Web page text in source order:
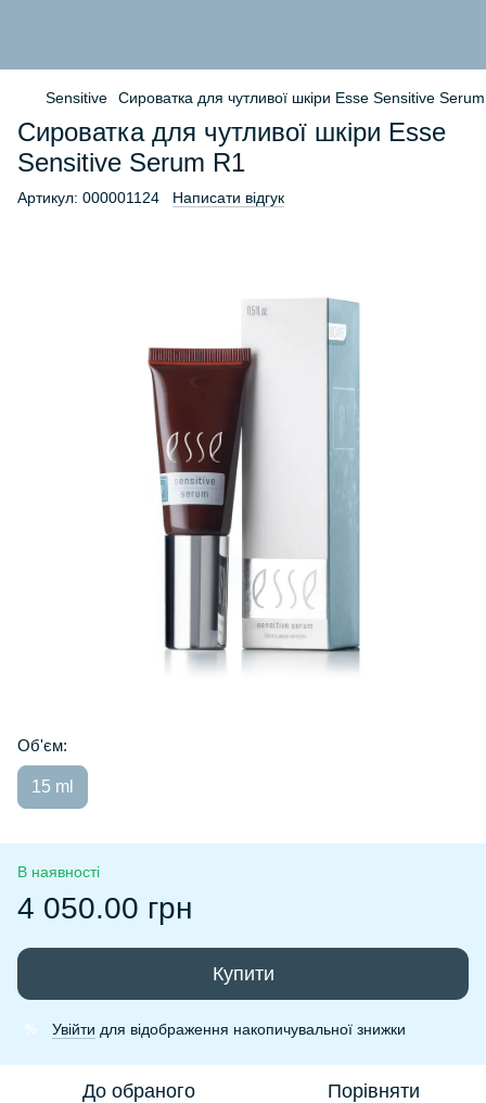
Sensitive Сироватка для чутливої шкіри Esse Sensitive
Сироватка для чутливої шкіри Esse
Sensitive Serum R1
Артикул: 000001124 Написати відгук
Об'єм:
15 ml
В наявності
4 050.00 грн
Купити
% Увійти для відображення накопичувальної знижки
До обраного Порівняти